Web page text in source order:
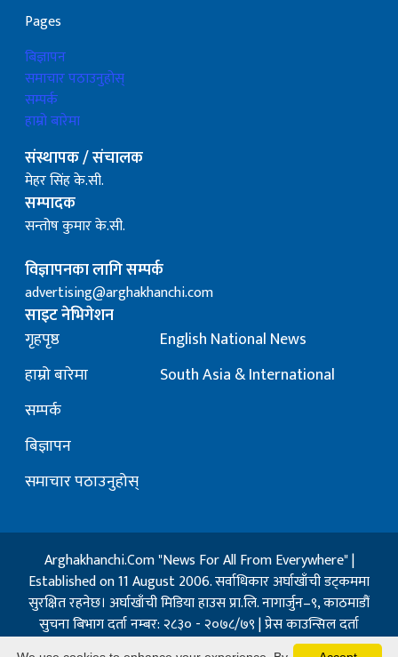
Pages
बिज्ञापन
समाचार पठाउनुहोस्
सम्पर्क
हाम्रो बारेमा
संस्थापक / संचालक
मेहर सिंह के.सी.
सम्पादक
सन्तोष कुमार के.सी.
विज्ञापनका लागि सम्पर्क
advertising@arghakhanchi.com
साइट नेभिगेशन
गृहपृष्ठ
हाम्रो बारेमा
सम्पर्क
बिज्ञापन
समाचार पठाउनुहोस्
English National News
South Asia & International
Arghakhanchi.Com "News For All From Everywhere" |
Established on 11 August 2006. सर्वाधिकार अर्घाखाँची डट्कममा
सुरक्षित रहनेछ। अर्घाखाँची मिडिया हाउस प्रा.लि. नागार्जुन–९, काठमाडौं
सुचना बिभाग दर्ता नम्बर: २८३० - २०७८/७९ | प्रेस काउन्सिल दर्ता
नम्बर: १३२ / २०७३-०४-२१ | जिप्रका सि- नम्बर: ७, दर्ता नम्बर